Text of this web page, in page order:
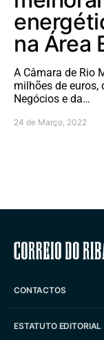
na Área
A Câmara de Rio
milhões de euros,
Negócios e da…
24 de Março, 2022
CONTACTOS
ESTATUTO EDITORIAL